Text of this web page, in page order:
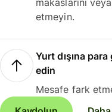
makaslarını
etmeyin.
Yurt dışına
edin
Mesafe fark